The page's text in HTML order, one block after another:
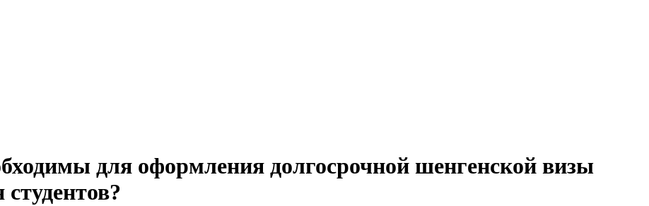
для оформления долгосрочной шенгенской визы